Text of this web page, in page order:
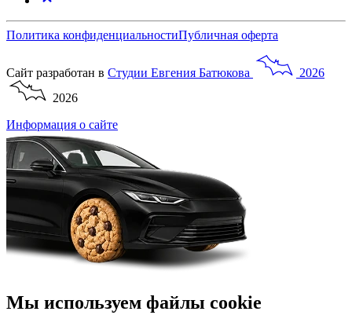
Политика конфиденциальностиПубличная оферта
Сайт разработан в Студии Евгения Батюкова
2026
2026
Информация о сайте
Мы используем файлы cookie